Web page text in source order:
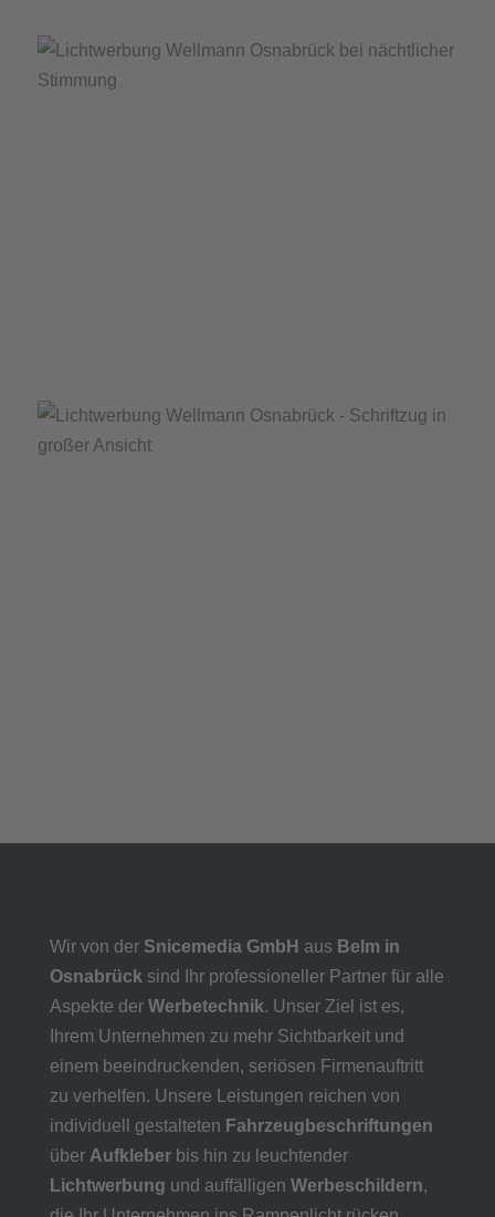
Wir von der Snicemedia GmbH aus Belm in
Osnabrück sind Ihr professioneller Partner für alle
Aspekte der Werbetechnik. Unser Ziel ist es,
Ihrem Unternehmen zu mehr Sichtbarkeit und
einem beeindruckenden, seriösen Firmenauftritt
zu verhelfen. Unsere Leistungen reichen von
individuell gestalteten Fahrzeugbeschriftungen
über Aufkleberbis hin zu leuchtender
Lichtwerbung und auffälligen Werbeschildern,